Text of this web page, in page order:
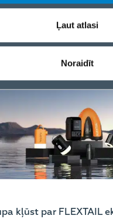
Ļaut atlasi
Noraidīt
saņem VID “A”
kļūst par FLEXTAIL